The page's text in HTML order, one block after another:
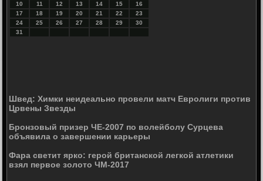
10
11 12 13 14 15
16
17
18 19 20 21 22
23
24
25 26 27 28 29
30
31
Швед: Химки неидеально провели матч Евролиги против
Црвены Звезды
Бронзовый призер ЧЕ-2007 по волейболу Сурцева
объявила о завершении карьеры
Фара светит ярко: герой британской легкой атлетики
взял первое золото ЧМ-2017